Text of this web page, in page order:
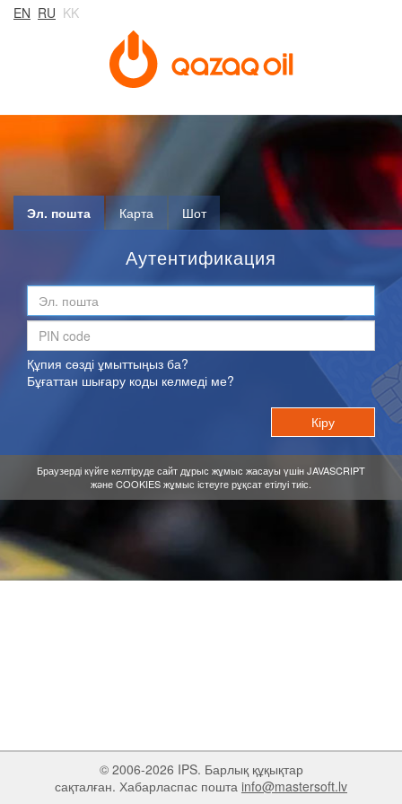
EN RU KK
Эл. пошта Карта Шот
Аутентификация
Құпия сөзді ұмыттыңыз ба?
Бұғаттан шығару коды келмеді ме?
Браузерді күйге келтіруде сайт дұрыс жұмыс жасауы үшін JAVASCRIPT
және COOKIES жұмыс істеуге рұқсат етілуі тиіс.
© 2006-2026 IPS. Барлық құқықтар
сақталған. Хабарласпас пошта info@mastersoft.lv